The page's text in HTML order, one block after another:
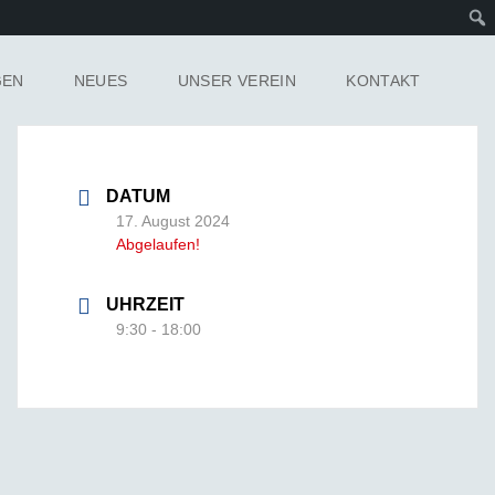
NEUES UNSER VEREIN KONTAKT
DATUM
17. August 2024
Abgelaufen!
UHRZEIT
9:30 - 18:00